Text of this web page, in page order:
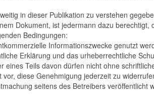
in dieser Publikation zu verstehen
Dokument, ist jedermann dazu
Bedingungen:
Informationszwecke genutzt
Erklärung und das urheberrechtliche
eines Teils davon dürfen nicht ohne
diese Genehmigung jederzeit zu
seitens des Betreibers veröffentlicht